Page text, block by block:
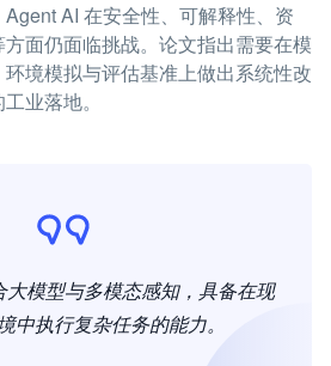
AI 在安全性、可解释性、资
面仍面临挑战。论文指出需要在模
境模拟与评估基准上做出系统性改
业落地。
模型与多模态感知，具备在现
中执行复杂任务的能力。